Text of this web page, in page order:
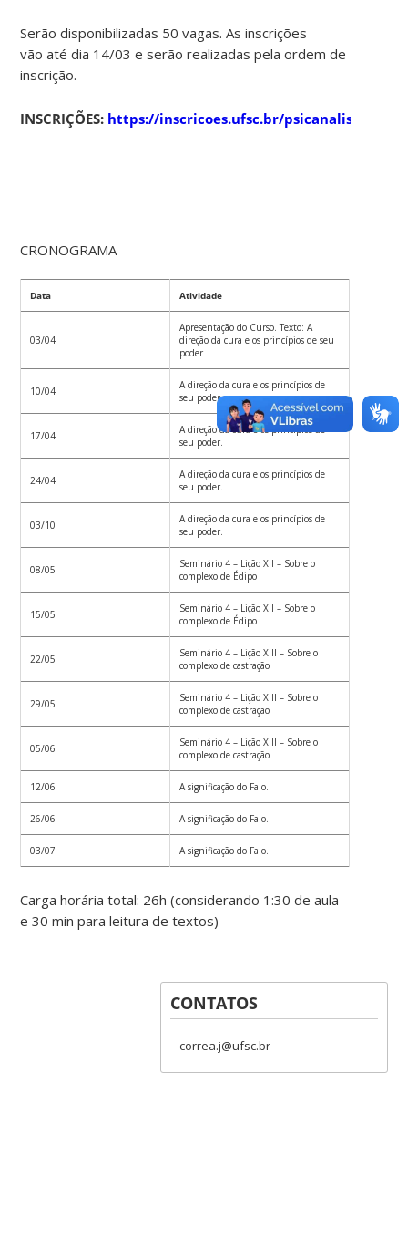
Serão disponibilizadas 50 vagas. As inscrições
vão até dia 14/03 e serão realizadas pela ordem de
inscrição.
INSCRIÇÕES: https://inscricoes.ufsc.br/
CRONOGRAMA
Data Atividade
03/04
Apresentação do Curso. Texto: A
direção da cura e os princípios de seu
poder
10/04
A direção da cura e os princípios de
seu poder.
17/04
A direção da cura e os princípios de
seu poder.
24/04
A direção da cura e os princípios de
seu poder.
03/10
A direção da cura e os princípios de
seu poder.
08/05
Seminário 4 – Lição XII – Sobre o
complexo de Édipo
15/05
Seminário 4 – Lição XII – Sobre o
complexo de Édipo
22/05
Seminário 4 – Lição XIII – Sobre o
complexo de castração
29/05
Seminário 4 – Lição XIII – Sobre o
complexo de castração
05/06
Seminário 4 – Lição XIII – Sobre o
complexo de castração
12/06 A significação do Falo.
26/06 A significação do Falo.
03/07 A significação do Falo.
Carga horária total: 26h (considerando 1:30 de aula
e 30 min para leitura de textos)
CONTATOS
correa.j@ufsc.br